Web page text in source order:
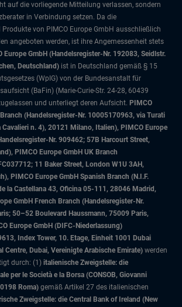
auf die vorliegende Mitteilung verlassen, sondern
in Verbindung setzen. Da die
von PIMCO Europe GmbH ausschließlich
angeboten werden, ist ihre Angemessenheit stets
Europe GmbH (Handelsregister-Nr. 192083, Seidlstr.
Deutschland) ist in Deutschland gemäß § 15
(WpIG) von der Bundesanstalt für
(BaFin) (Marie-Curie-Str. 24-28, 60439
und unterliegt deren Aufsicht. PIMCO
(Handelsregister-Nr. 10005170963, via Turati
n. 4), 20121 Milano, Italien), PIMCO Europe
Nr. 909462; 57B Harcourt Street,
PIMCO Europe GmbH UK Branch
11 Baker Street, London W1U 3AH,
PIMCO Europe GmbH Spanish Branch (N.I.F.
la Castellana 43, Oficina 05-111, 28046 Madrid,
GmbH French Branch (Handelsregister-Nr.
50–52 Boulevard Haussmann, 75009 Paris,
Europe GmbH (DIFC-Niederlassung)
Index Tower, 10. Etage, Einheit 1001 Dubai
Centre, Dubai, Vereinigte Arabische Emirate) werden
durch: (1) italienische Zweigstelle: die
per le Società e la Borsa (CONSOB, Giovanni
Roma) gemäß Artikel 27 des italienischen
Zweigstelle: die Central Bank of Ireland (New